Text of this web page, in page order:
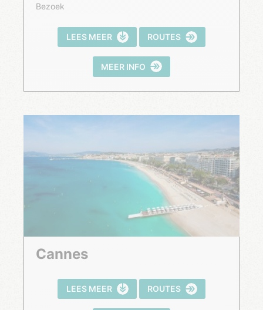
Bezoek
LEES MEER ROUTES
MEER INFO
Cannes
LEES MEER ROUTES